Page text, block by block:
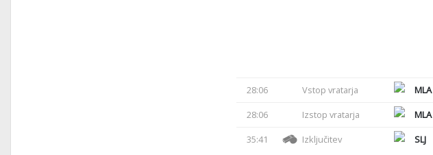
28:06 Vstop vratarja MLA
28:06
Izstop vratarja MLA
35:41
Izključitev SLJ